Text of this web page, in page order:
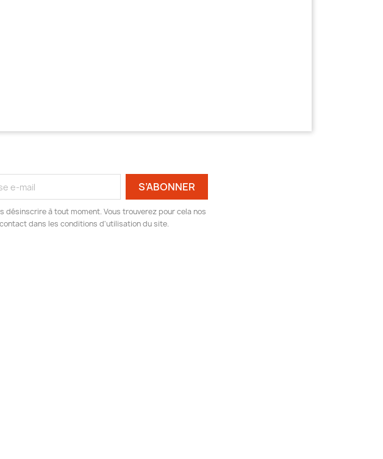
désinscrire à tout moment. Vous trouverez pour cela nos
dans les conditions d'utilisation du site.